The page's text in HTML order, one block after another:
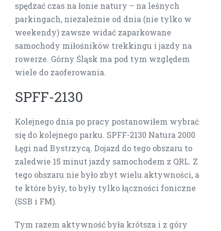
spędzać czas na łonie natury – na leśnych
parkingach, niezależnie od dnia (nie tylko w
weekendy) zawsze widać zaparkowane
samochody miłośników trekkingu i jazdy na
rowerze. Górny Śląsk ma pod tym względem
wiele do zaoferowania.
SPFF-2130
Kolejnego dnia po pracy postanowiłem wybrać
się do kolejnego parku. SPFF-2130 Natura 2000
Łęgi nad Bystrzycą. Dojazd do tego obszaru to
zaledwie 15 minut jazdy samochodem z QRL. Z
tego obszaru nie było zbyt wielu aktywności, a
te które były, to były tylko łączności foniczne
(SSB i FM).
Tym razem aktywność była krótsza i z góry